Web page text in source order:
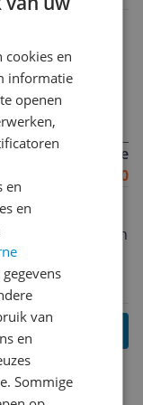
aan te pas
dan een
Algemene score
10.0
aankoop!
slimme sensoren
automatisch de
tot
Het
porties
is het
de
Een
je mening
cookies en
informatie
openen
en
en
van
en
Sommige